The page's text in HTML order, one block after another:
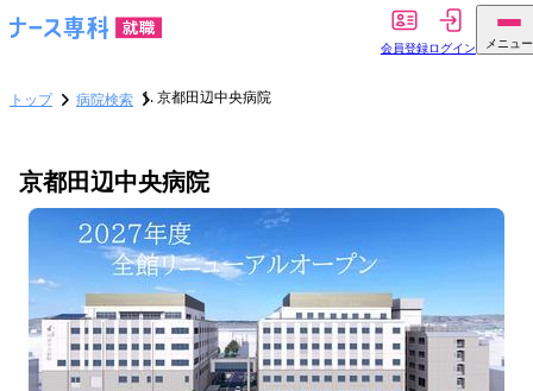
会員登録ログイン メニュー
トップ 病院検索 京都田辺中央病院
京都田辺中央病院